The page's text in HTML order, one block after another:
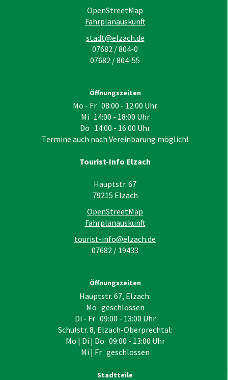
OpenStreetMap
Fahrplanauskunft
stadt@elzach.de
07682 / 804-0
07682 / 804-55
Öffnungszeiten
Mo - Fr 08:00 - 12:00 Uhr
Mi 14:00 - 18:00 Uhr
Do 14:00 - 16:00 Uhr
Termine auch nach Vereinbarung möglich!
Tourist-Info Elzach
Hauptstr. 67
79215 Elzach
OpenStreetMap
Fahrplanauskunft
tourist-info@elzach.de
07682 / 19433
Öffnungszeiten
Hauptstr. 67, Elzach:
Mo geschlossen
Di - Fr 09:00 - 13:00 Uhr
Schulstr. 8, Elzach-Oberprechtal:
Mo | Di | Do 09:00 - 13:00 Uhr
Mi | Fr geschlossen
Stadtteile